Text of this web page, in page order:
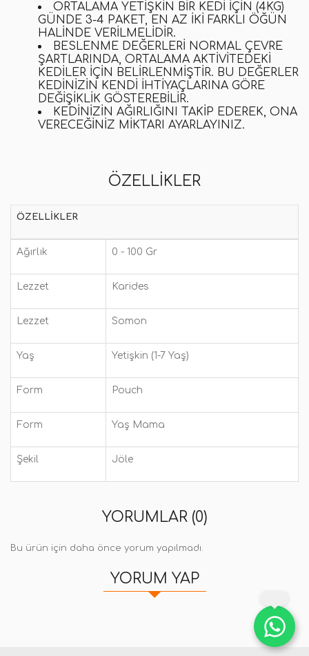
ORTALAMA YETIŞKIN BIR KEDI IÇIN (4KG)
GÜNDE 3-4 PAKET, EN AZ IKI FARKLI ÖĞÜN
HALINDE VERILMELIDIR.
BESLENME DEĞERLERI NORMAL ÇEVRE
ŞARTLARINDA, ORTALAMA AKTIVITEDEKI
KEDILER IÇIN BELIRLENMIŞTIR. BU DEĞERLER
KEDINIZIN KENDI IHTIYAÇLARINA GÖRE
DEĞIŞIKLIK GÖSTEREBILIR.
KEDINIZIN AĞIRLIĞINI TAKIP EDEREK, ONA
VERECEĞINIZ MIKTARI AYARLAYINIZ.
ÖZELLIKLER
ÖZELLIKLER
Ağırlık 0 - 100 Gr
Lezzet Karides
Lezzet Somon
Yaş Yetişkin (1-7 Yaş)
Form Pouch
Form Yaş Mama
Şekil Jöle
YORUMLAR (0)
Bu ürün için daha önce yorum yapılmadı.
YORUM YAP